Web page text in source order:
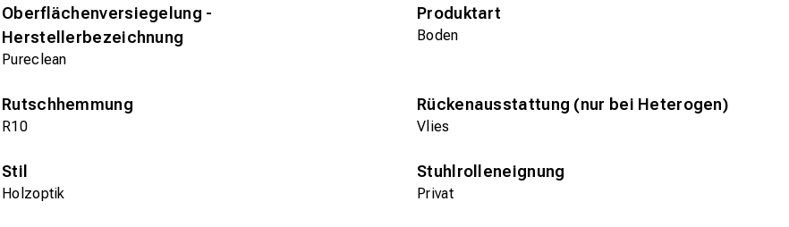
Oberflächenversiegelung -
Herstellerbezeichnung
Pureclean
Produktart
Boden
Rutschhemmung
R10
Rückenausstattung (nur bei Heterogen)
Vlies
Stil
Holzoptik
Stuhlrolleneignung
Privat